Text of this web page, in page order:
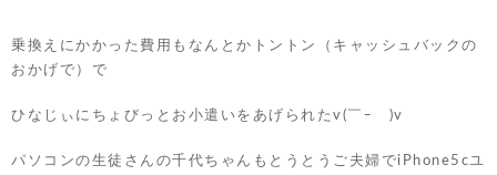
乗換えにかかった費用もなんとかトントン（キャッシュバックの
おかげで）で
ひなじぃにちょびっとお小遣いをあげられたv(￣ｰ￣)v
パソコンの生徒さんの千代ちゃんもとうとうご夫婦でiPhone5cユ